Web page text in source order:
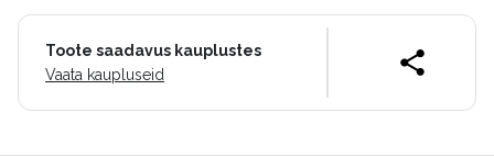
Toote saadavus kauplustes
Vaata kaupluseid